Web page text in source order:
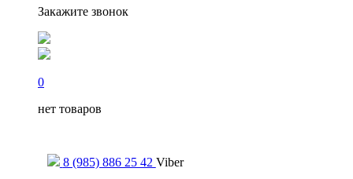
Закажите звонок
0
нет товаров
8 (985) 886 25 42 Viber